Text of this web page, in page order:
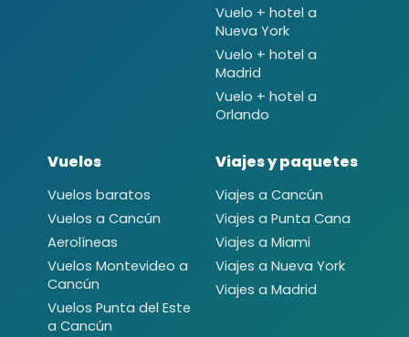
Vuelo + hotel a
Nueva York
Vuelo + hotel a
Madrid
Vuelo + hotel a
Orlando
Vuelos
Vuelos baratos
Vuelos a Cancún
Aerolíneas
Vuelos Montevideo a
Cancún
Vuelos Punta del Este
a Cancún
Viajes y paquetes
Viajes a Cancún
Viajes a Punta Cana
Viajes a Miami
Viajes a Nueva York
Viajes a Madrid